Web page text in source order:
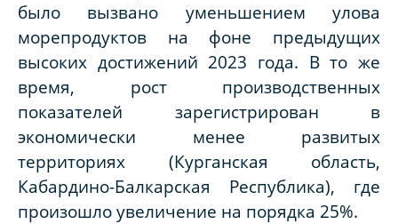
было вызвано уменьшением улова
морепродуктов на фоне предыдущих
высоких достижений 2023 года. В то же
время, рост производственных
показателей зарегистрирован в
экономически менее развитых
территориях (Курганская область,
Кабардино-Балкарская Республика), где
произошло увеличение на порядка 25%.